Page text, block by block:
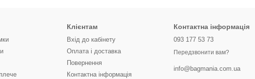
Клієнтам
Вхід до кабінету
Оплата і доставка
Повернення
Контактна інформація
Контактна інформація
093 177 53 73
Передзвонити вам?
info@bagmania.com.ua